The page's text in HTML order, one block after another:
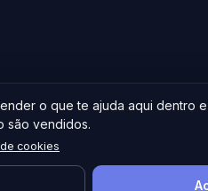
o que te ajuda aqui dentro
são vendidos.
cookies